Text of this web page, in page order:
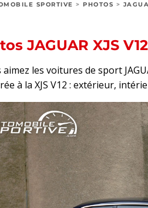
SPORTIVE > PHOTOS >
JAGUAR XJS V12
aimez les voitures de sport
à la XJS V12 : extérieur,